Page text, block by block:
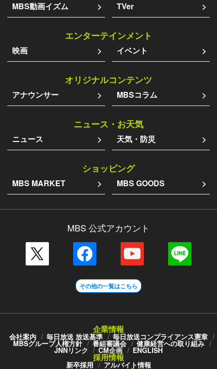
MBS動画イズム TVer
エンターテインメント
映画 イベント
オリジナルコンテンツ
アナウンサー MBSコラム
ニュース・お天気
ニュース 天気・防災
ショッピング
MBS MARKET MBS GOODS
MBS 公式アカウント
その他の一覧はこちら
企業情報
会社案内 毎日放送 放送基準 毎日放送コンプライアンス憲章
MBSグループ人権方針 番組審議会 健康経営への取り組み
JNNリンク CM企画 ENGLISH
採用情報
新卒採用 アルバイト情報